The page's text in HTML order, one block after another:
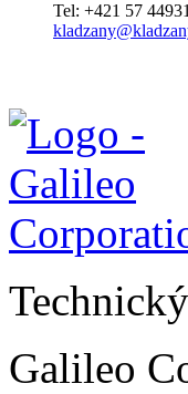
Tel: +421 57
Galileo